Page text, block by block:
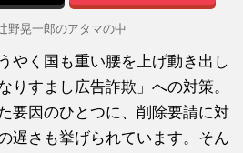
野晃一郎のアタマの中
やく国も重い腰を上げ動き出し
りすまし広告詐欺」への対策。
要因のひとつに、削除要請に対
遅さも挙げられています。そん